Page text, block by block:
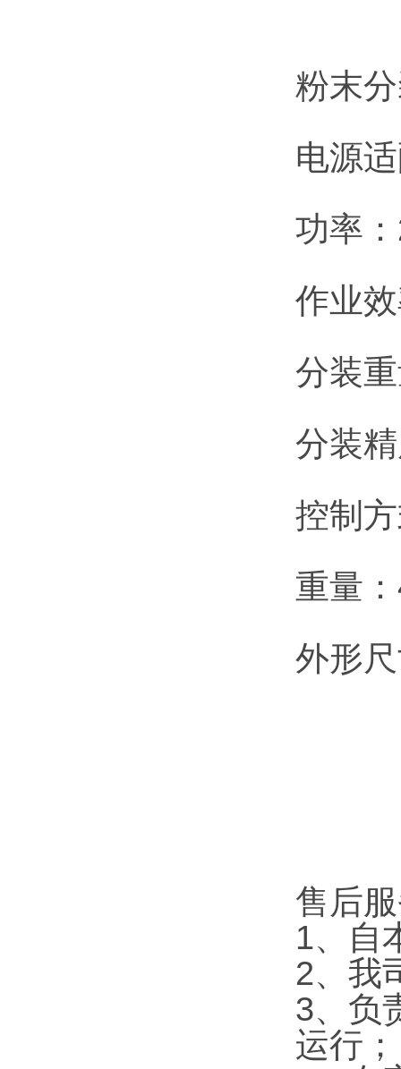
粉末
电源
功率
作业
分装
分装
控制
重量
外形
售后
1、自
2、我
3、负
运行；